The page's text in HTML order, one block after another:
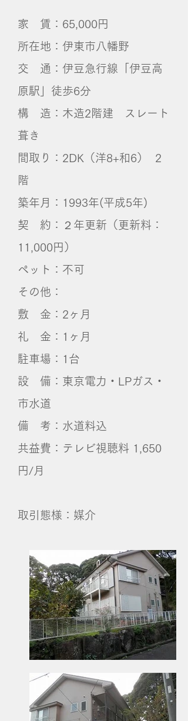
家 賃：65,000円
所在地：伊東市八幡野
交 通：伊豆急行線「伊豆高
原駅」徒歩6分
構 造：木造2階建 スレート
葺き
間取り：2DK（洋8+和6） 2
階
築年月：1993年(平成5年)
契 約：２年更新（更新料：
11,000円）
ペット：不可
その他：
敷 金：2ヶ月
礼 金：1ヶ月
​駐車場：​1台
設 備：東京電力・LPガス・
市水道
備 考：水道料込
共益費：テレビ視聴料 1,650
円/月
取引態様：媒介